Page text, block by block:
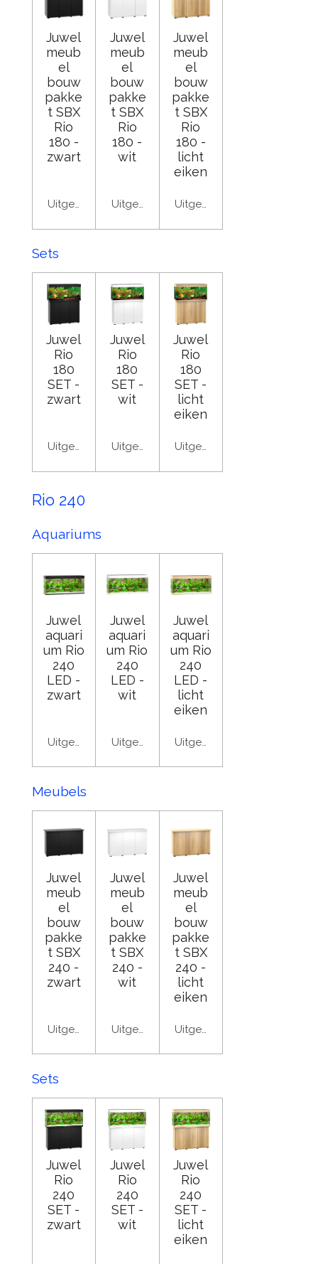
Juwel
meub
el
bouw
pakke
t SBX
Rio
180 -
zwart
Uitgeschakeld
Juwel
meub
el
bouw
pakke
t SBX
Rio
180 -
wit
Uitgeschakeld
Juwel
meub
el
bouw
pakke
t SBX
Rio
180 -
licht
eiken
Uitgeschakeld
Sets
Juwel
Rio
180
SET -
zwart
Uitgeschakeld
Juwel
Rio
180
SET -
wit
Uitgeschakeld
Juwel
Rio
180
SET -
licht
eiken
Uitgeschakeld
Rio 240
Aquariums
Juwel
aquari
um Rio
240
LED -
zwart
Uitgeschakeld
Juwel
aquari
um Rio
240
LED -
wit
Uitgeschakeld
Juwel
aquari
um Rio
240
LED -
licht
eiken
Uitgeschakeld
Meubels
Juwel
meub
el
bouw
pakke
t SBX
240 -
zwart
Uitgeschakeld
Juwel
meub
el
bouw
pakke
t SBX
240 -
wit
Uitgeschakeld
Juwel
meub
el
bouw
pakke
t SBX
240 -
licht
eiken
Uitgeschakeld
Sets
Juwel
Rio
240
SET -
zwart
Juwel
Rio
240
SET -
wit
Juwel
Rio
240
SET -
licht
eiken